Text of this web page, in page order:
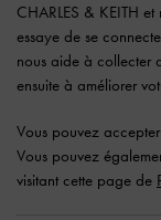
CHARLES & KEITH
essaye de se
nous aide à collecter
ensuite à améliorer
Vous pouvez
Vous pouvez
visitant cette page de